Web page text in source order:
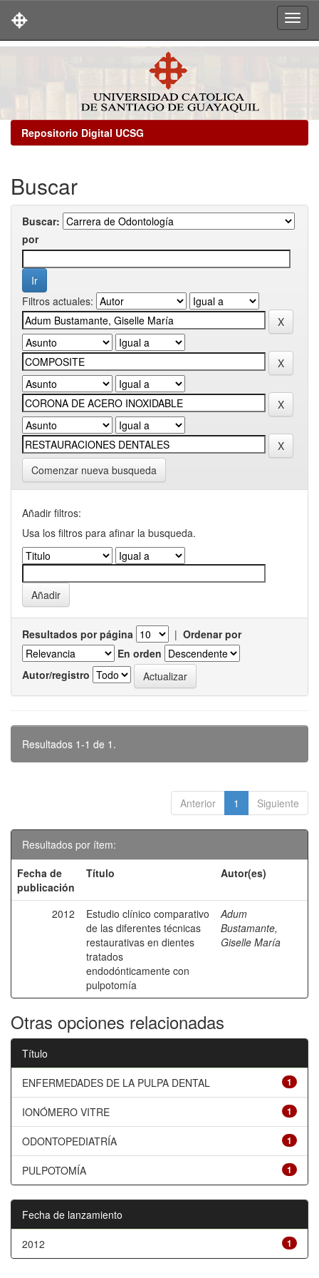
Repositorio Digital UCSG
Buscar
Buscar:
por
Filtros actuales:
Comenzar nueva busqueda
Añadir filtros:
Usa los filtros para afinar la busqueda.
Resultados por página | Ordenar por
En orden
Autor/registro
Resultados 1-1 de 1.
Anterior 1 Siguiente
Resultados por ítem:
Fecha de
publicación
Título Autor(es)
2012
Estudio clínico comparativo
de las diferentes técnicas
restaurativas en dientes
tratados
endodónticamente con
pulpotomía
Adum
Bustamante,
Giselle María
Otras opciones relacionadas
Título
1
ENFERMEDADES DE LA PULPA DENTAL
1
IONÓMERO VITRE
1
ODONTOPEDIATRÍA
1
PULPOTOMÍA
Fecha de lanzamiento
1
2012